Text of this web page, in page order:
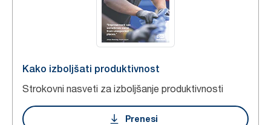
Kako izboljšati produktivnost
Strokovni nasveti za izboljšanje produktivnosti
Prenesi